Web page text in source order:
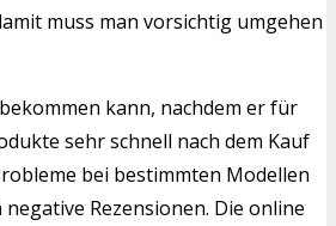
muss man vorsichtig umgehen
kann, nachdem er für
sehr schnell nach dem Kauf
bei bestimmten Modellen
Rezensionen. Die online